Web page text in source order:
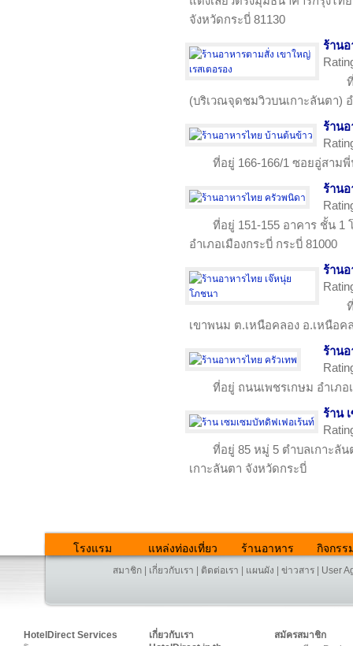
จังหวัดกระบี่ 81130
ร้านอ
(บริเวณจุดชมวิวบนเกาะลันตา)
ร้าน
ที่อยู่ 166-166/1 ซอยอู่สาม
ร้าน
ที่อยู่ 151-155 อาคาร ชั้น 1
อำเภอเมืองกระบี่ กระบี่ 81000
ร้าน
เขาพนม ต.เหนือคลอง อ.เหนือค
ร้านอ
ที่อยู่ ถนนเพชรเกษม อำเภอ
ร้าน
ที่อยู่ 85 หมู่ 5 ตำบลเกาะลั
เกาะลันตา จังหวัดกระบี่
โรงแรม แหล่งท่องเที่ยว ร้านอาหาร กิจกรร
สมาชิก เกี่ยวกับเรา ติดต่อเรา แผนผัง ข่าวสาร User
HotelDirect Services
เกี่ยวกับเรา
สมัครสมาชิก